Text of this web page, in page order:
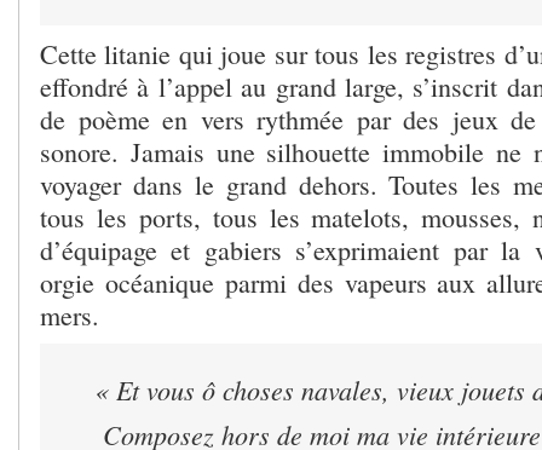
Cette litanie qui joue sur tous les registres
effondré à l’appel au grand large, s’inscrit
de poème en vers rythmée par des jeux
sonore. Jamais une silhouette immobile ne
voyager dans le grand dehors. Toutes les
tous les ports, tous les matelots, mousses,
d’équipage et gabiers s’exprimaient par
orgie océanique parmi des vapeurs aux
mers.
« Et vous ô choses navales, vieux jouets
Composez hors de moi ma vie